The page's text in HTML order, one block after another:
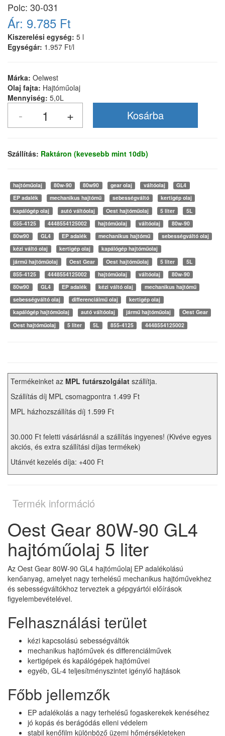
Polc: 30-031
Ár: 9.785 Ft
Kiszerelési egység: 5 l
Egységár: 1.957 Ft/l
Márka: Oelwest
Olaj fajta: Hajtóműolaj
Mennyiség: 5,0L
Szállítás: Raktáron (kevesebb mint 10db)
hajtóműolaj 80w-90 80w90 gear olaj váltóolaj
GL4
EP adalék
mechanikus hajtómű sebességváltó
kertigép olaj
kapálógép olaj
autó váltóolaj Oest hajtóműolaj 5 liter
5L
855-4125
4448554125002 hajtóműolaj váltóolaj
80w-90
80w90
GL4 EP adalék mechanikus hajtómű
sebességváltó olaj
kézi váltó olaj
kertigép olaj
kapálógép hajtóműolaj
jármű hajtóműolaj
Oest Gear Oest hajtóműolaj 5 liter
5L
855-4125
4448554125002 hajtóműolaj váltóolaj
80w-90
80w90
GL4 EP adalék kézi váltó olaj
mechanikus hajtómű
sebességváltó olaj
differenciálmű olaj
kertigép olaj
kapálógép hajtóműolaj
autó váltóolaj jármű hajtóműolaj
Oest Gear
Oest hajtóműolaj
5 liter 5L 855-4125 4448554125002
Termékeinket az MPL futárszolgálat szállítja.
Szállítás díj MPL csomagpontra 1.499 Ft
MPL házhozszállítás díj 1.599 Ft
30.000 Ft feletti vásárlásnál a szállítás ingyenes! (Kivéve egyes
akciós, és extra szállítási díjas termékek)
Utánvét kezelés díja: +400 Ft
Termék információ
Oest Gear 80W-90 GL4
hajtóműolaj 5 liter
Az Oest Gear 80W-90 GL4 hajtóműolaj EP adalékolású
kenőanyag, amelyet nagy terhelésű mechanikus hajtóművekhez
és sebességváltókhoz terveztek a gépgyártói előírások
figyelembevételével.
Felhasználási terület
kézi kapcsolású sebességváltók
mechanikus hajtóművek és differenciálművek
kertigépek és kapálógépek hajtóművei
egyéb, GL-4 teljesítményszintet igénylő hajtások
Főbb jellemzők
EP adalékolás a nagy terhelésű fogaskerekek kenéséhez
jó kopás és berágódás elleni védelem
stabil kenőfilm különböző üzemi hőmérsékleteken